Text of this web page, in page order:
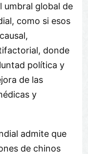
umbral global de
como si esos
donde
política y
de las
y
admite que
de chinos